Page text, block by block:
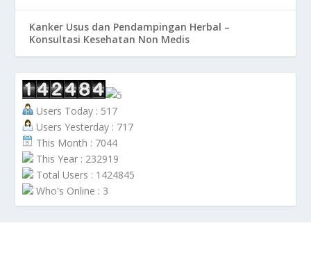
Kanker Usus dan Pendampingan Herbal –
Konsultasi Kesehatan Non Medis
Users Today : 517
Users Yesterday : 717
This Month : 7044
This Year : 232919
Total Users : 1424845
Who's Online : 3